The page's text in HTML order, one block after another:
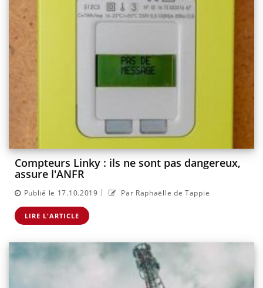
Compteurs Linky : ils ne sont pas dangereux,
assure l'ANFR
Publié le 17.10.2019 | Par Raphaëlle de Tappie
LIRE L'ARTICLE